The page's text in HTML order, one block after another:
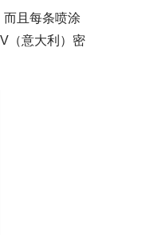
且每条喷涂
（意大利）密